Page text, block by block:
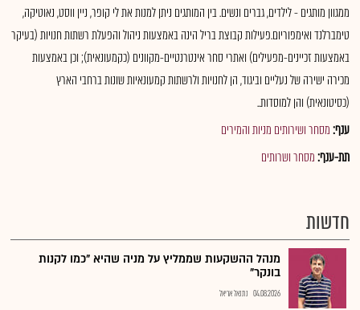
ממגוון מותגים - לילדים, גברים ונשים. בין המותגים ניתן למנות את לי קופר, ניין ווסט, נאוטיקה,
טימברלנד ואימפוריום.פעילות קבוצת בריל הינה באמצעות ניהול והפעלת רשתות חנויות (בעיקר
באמצעות זכיינים-מפעילים) ואתרי סחר אינטרנטיים-מקוונים (כקמעונאית); וכן באמצעות
מכירה ישירה של נעליים וביגוד, הן לחנויות ולרשתות קמעונאיות שונות ברחבי הארץ
(כסיטונאית) והן למוסדות..
ענף:מסחר ושירותים מניות והמירים
תת-ענף:מסחר ושרותים
חדשות
מנהל ההשקעות שממליץ על מניה שהיא "כמו לקנות
בונקר"
04.08.2026 נתנאל אריאל